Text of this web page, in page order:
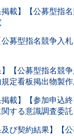
掲載】【公募型指
公募型指名競争入
】【公募型指名競
定看板掲出物製
掲載】【参加申込
する意識調査委託
及び契約結果】【